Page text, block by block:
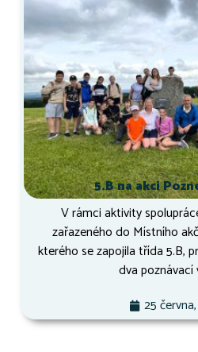
5.B na akci
V rámci aktivity
zařazeného do Místního
kterého se zapojila třída 5.B,
dva poznávací
25